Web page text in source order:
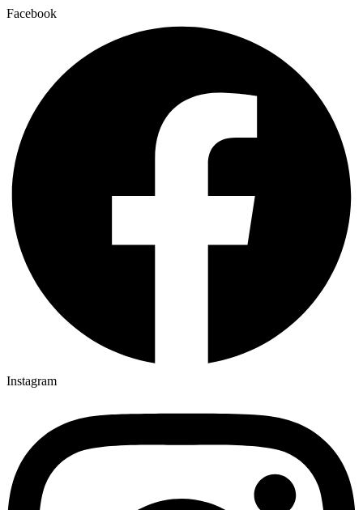
Facebook
Instagram